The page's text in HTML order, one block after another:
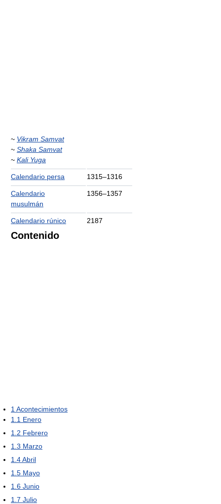
~ Vikram Samvat
~ Shaka Samvat
~ Kali Yuga
Calendario persa 1315–1316
Calendario
musulmán
1356–1357
Calendario rúnico 2187
Contenido
1 Acontecimientos
1.1 Enero
1.2 Febrero
1.3 Marzo
1.4Abril
1.5 Mayo
1.6 Junio
1.7 Julio